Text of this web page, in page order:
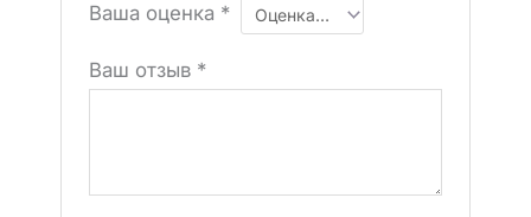
Ваша оценка *
Ваш отзыв *